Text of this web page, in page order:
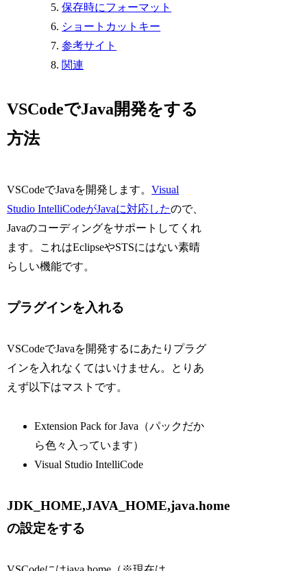
保存時にフォーマット
ショートカットキー
参考サイト
関連
VSCodeでJava開発をする
方法
VSCodeでJavaを開発します。Visual
Studio IntelliCodeがJavaに対応したので、
Javaのコーディングをサポートしてくれ
ます。これはEclipseやSTSにはない素晴
らしい機能です。
プラグインを入れる
VSCodeでJavaを開発するにあたりプラグ
インを入れなくてはいけません。とりあ
えず以下はマストです。
Extension Pack for Java（パックだか
ら色々入っています）
Visual Studio IntelliCode
JDK_HOME,JAVA_HOME,java.home
の設定をする